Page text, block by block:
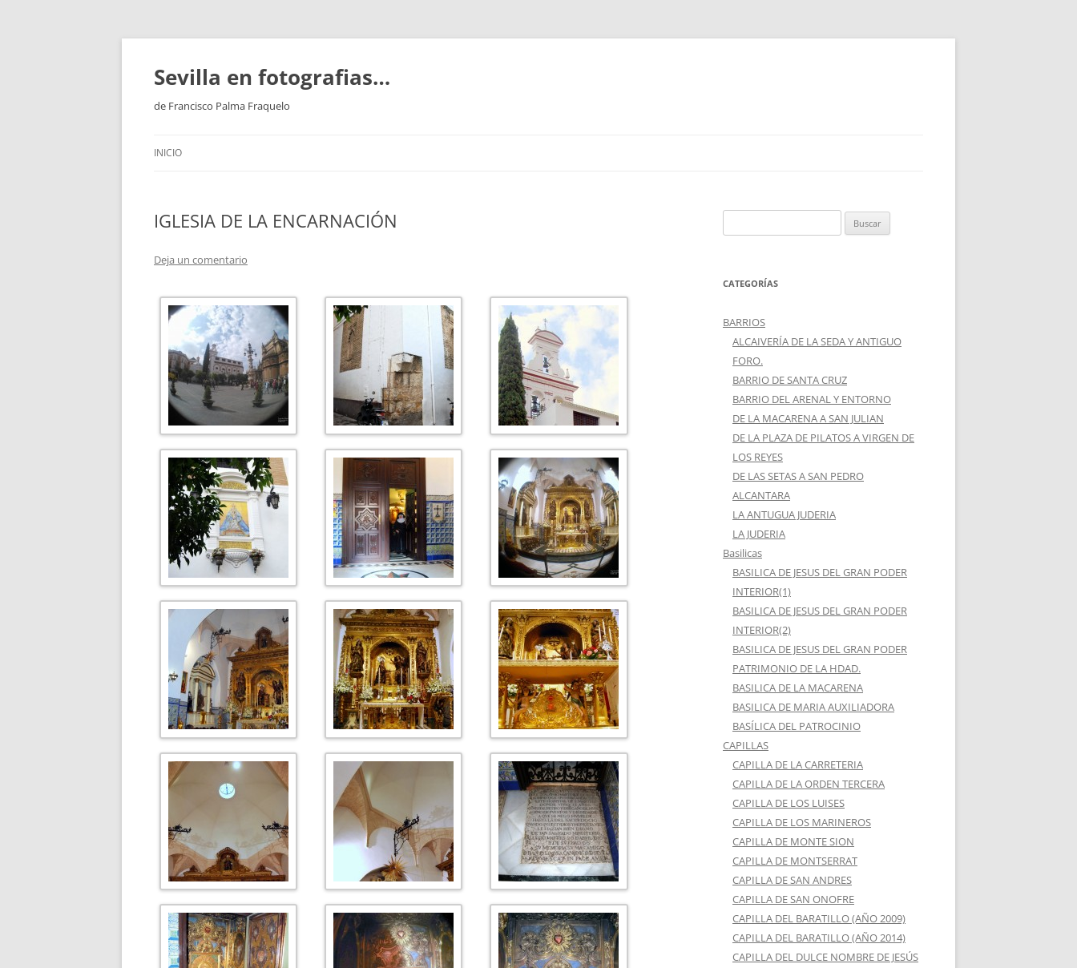
Saltar
contenido
Sevilla en fotografias…
de Francisco Palma Fraquelo
INICIO
IGLESIA DE LA ENCARNACIÓN
Deja un comentario
CATEGORÍAS
BARRIOS
ALCAIVERÍA DE LA SEDA Y ANTIGUO
FORO.
BARRIO DE SANTA CRUZ
BARRIO DEL ARENAL Y ENTORNO
DE LA MACARENA A SAN JULIAN
DE LA PLAZA DE PILATOS A VIRGEN DE
LOS REYES
DE LAS SETAS A SAN PEDRO
ALCANTARA
LA ANTUGUA JUDERIA
LA JUDERIA
Basilicas
BASILICA DE JESUS DEL GRAN PODER
INTERIOR(1)
BASILICA DE JESUS DEL GRAN PODER
INTERIOR(2)
BASILICA DE JESUS DEL GRAN PODER
PATRIMONIO DE LA HDAD.
BASILICA DE LA MACARENA
BASILICA DE MARIA AUXILIADORA
BASÍLICA DEL PATROCINIO
CAPILLAS
CAPILLA DE LA CARRETERIA
CAPILLA DE LA ORDEN TERCERA
CAPILLA DE LOS LUISES
CAPILLA DE LOS MARINEROS
CAPILLA DE MONTE SION
CAPILLA DE MONTSERRAT
CAPILLA DE SAN ANDRES
CAPILLA DE SAN ONOFRE
CAPILLA DEL BARATILLO (AÑO 2009)
CAPILLA DEL BARATILLO (AÑO 2014)
CAPILLA DEL DULCE NOMBRE DE JESÚS